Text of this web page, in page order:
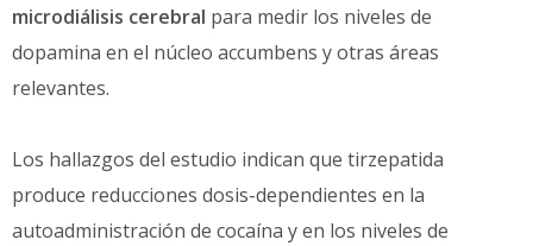
microdiálisis cerebral para medir los niveles de
dopamina en el núcleo accumbens y otras áreas
relevantes.
Los hallazgos del estudio indican que tirzepatida
produce reducciones dosis-dependientes en la
autoadministración de cocaína y en los niveles de